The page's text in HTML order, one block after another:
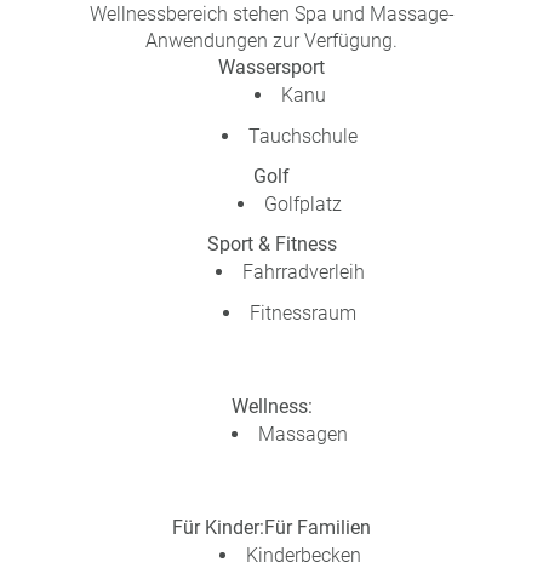
Wellnessbereich stehen Spa und Massage-
Anwendungen zur Verfügung.
Wassersport
Kanu
Tauchschule
Golf
Golfplatz
Sport & Fitness
Fahrradverleih
Fitnessraum
Wellness:
Massagen
Für Kinder:Für Familien
Kinderbecken